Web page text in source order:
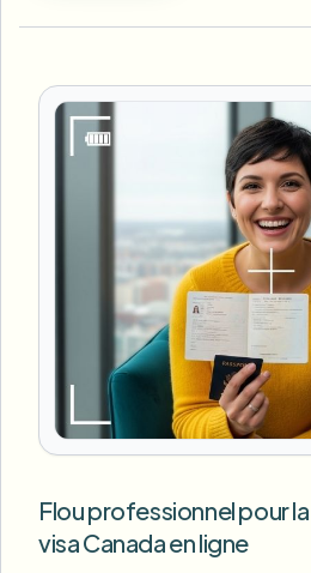
Flou professionnel pour
visa Canada en ligne